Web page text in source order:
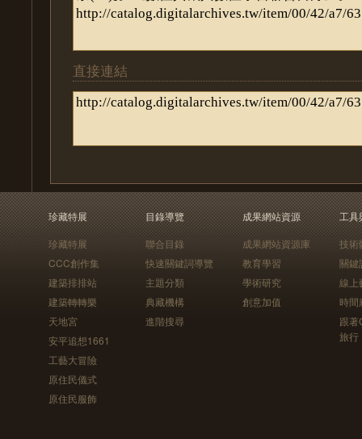
直接連結
珍藏特展
珍藏特展
CCC創作集
建築排排站
建築轉轉樂
天地宮
安平追想1661
工藝大冒險
原住民儀式
原住民服飾
目錄導覽
聯合目錄
快速關鍵詞導覽
主題分類
典藏機構
進階搜尋
成果網站資源
成果網站資源庫
教育學習
學術研究
創意加值
工具
技術
關鍵
線上
時間
跟
旅行